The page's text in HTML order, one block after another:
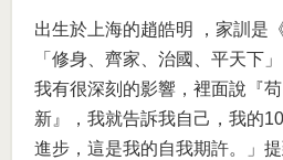
出生於上海的趙皓明 ，家訓是
「修身、齊家、治國、平天下
我有很深刻的影響，裡面說『
新』，我就告訴我自己，我的
進步，這是我的自我期許。」